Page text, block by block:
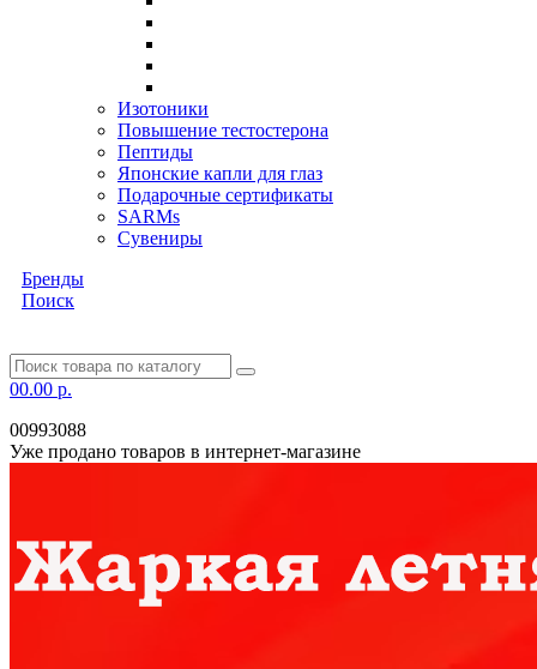
Изотоники
Повышение тестостерона
Пептиды
Японские капли для глаз
Подарочные сертификаты
SARMs
Сувениры
Бренды
Поиск
00.00 р.
00993088
Уже продано товаров в интернет-магазине